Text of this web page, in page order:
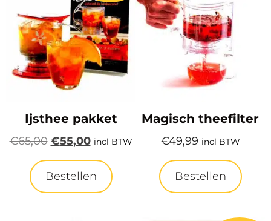
Ijsthee pakket
€65,00 €55,00 incl BTW
Bestellen
Magisch theefilter
€49,99 incl BTW
Bestellen